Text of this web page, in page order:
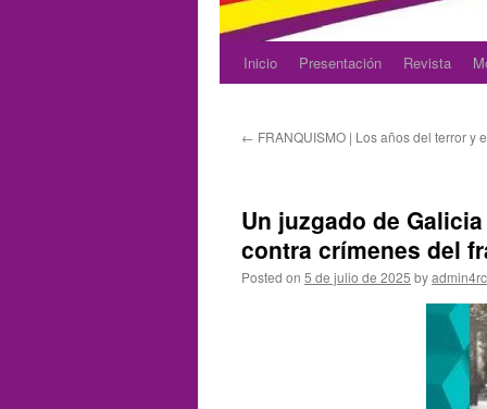
Skip
content
Inicio Presentación Revista
← FRANQUISMO | Los años del terror y
Un juzgado de
contra crímenes del
Posted on 5 de julio de 2025 by